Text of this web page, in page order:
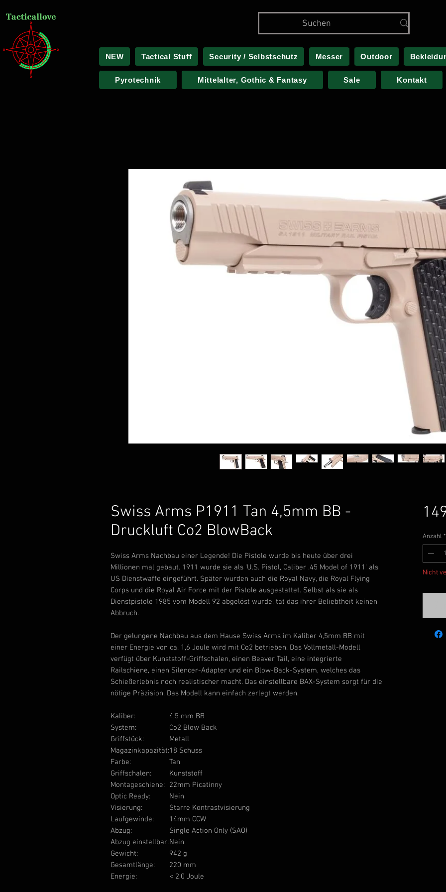
NEW Tactical Stuff Security / Selbstschutz Messer Outdoor
Pyrotechnik Mittelalter, Gothic & Fantasy Sale Kontakt
Swiss Arms P1911 Tan 4,5mm BB -
Druckluft Co2 BlowBack
Swiss Arms Nachbau einer Legende! Die Pistole wurde bis heute über drei
Millionen mal gebaut. 1911 wurde sie als 'U.S. Pistol, Caliber .45 Model of 1911' als
US Dienstwaffe eingeführt. Später wurden auch die Royal Navy, die Royal Flying
Corps und die Royal Air Force mit der Pistole ausgestattet. Selbst als sie als
Dienstpistole 1985 vom Modell 92 abgelöst wurde, tat das ihrer Beliebtheit keinen
Abbruch.
Der gelungene Nachbau aus dem Hause Swiss Arms im Kaliber 4,5mm BB mit
einer Energie von ca. 1,6 Joule wird mit Co2 betrieben. Das Vollmetall-Modell
verfügt über Kunststoff-Griffschalen, einen Beaver Tail, eine integrierte
Railschiene, einen Silencer-Adapter und ein Blow-Back-System, welches das
Schießerlebnis noch realistischer macht. Das einstellbare BAX-System sorgt für die
nötige Präzision. Das Modell kann einfach zerlegt werden.
Kaliber:
4,5 mm BB
System:
Co2 Blow Back
Griffstück:
Metall
Magazinkapazität:18 Schuss
Farbe:
Tan
Griffschalen:
Kunststoff
Montageschiene: 22mm Picatinny
Optic Ready:
Nein
Visierung:
Starre Kontrastvisierung
Laufgewinde:
14mm CCW
Abzug:
Single Action Only (SAO)
Abzug einstellbar:Nein
Gewicht:
942 g
Gesamtlänge:
220 mm
Energie:
< 2,0 Joule
Anzahl *
Nicht